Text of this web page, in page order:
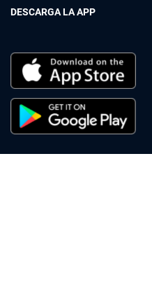
DESCARGA LA APP